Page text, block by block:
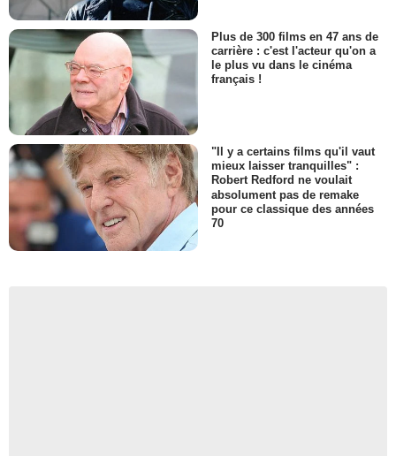
Plus de 300 films en 47 ans de
carrière : c'est l'acteur qu'on a
le plus vu dans le cinéma
français !
"Il y a certains films qu'il vaut
mieux laisser tranquilles" :
Robert Redford ne voulait
absolument pas de remake
pour ce classique des années
70